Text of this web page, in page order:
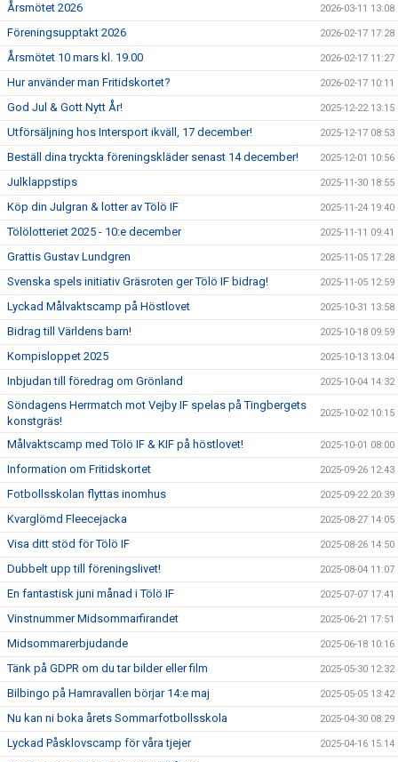
Årsmötet 2026 2026-03-11 13:08
Föreningsupptakt 2026 2026-02-17 17:28
Årsmötet 10 mars kl. 19.00 2026-02-17 11:27
Hur använder man Fritidskortet? 2026-02-17 10:11
God Jul & Gott Nytt År! 2025-12-22 13:15
Utförsäljning hos Intersport ikväll, 17 december! 2025-12-17 08:53
Beställ dina tryckta föreningskläder senast 14 december! 2025-12-01 10:56
Julklappstips 2025-11-30 18:55
Köp din Julgran & lotter av Tölö IF 2025-11-24 19:40
Tölölotteriet 2025 - 10:e december 2025-11-11 09:41
Grattis Gustav Lundgren 2025-11-05 17:28
Svenska spels initiativ Gräsroten ger Tölö IF bidrag! 2025-11-05 12:59
Lyckad Målvaktscamp på Höstlovet 2025-10-31 13:58
Bidrag till Världens barn! 2025-10-18 09:59
Kompisloppet 2025 2025-10-13 13:04
Inbjudan till föredrag om Grönland 2025-10-04 14:32
Söndagens Herrmatch mot Vejby IF spelas på Tingbergets
konstgräs!
2025-10-02 10:15
Målvaktscamp med Tölö IF & KIF på höstlovet! 2025-10-01 08:00
Information om Fritidskortet 2025-09-26 12:43
Fotbollsskolan flyttas inomhus 2025-09-22 20:39
Kvarglömd Fleecejacka 2025-08-27 14:05
Visa ditt stöd för Tölö IF 2025-08-26 14:50
Dubbelt upp till föreningslivet! 2025-08-04 11:07
En fantastisk juni månad i Tölö IF 2025-07-07 17:41
Vinstnummer Midsommarfirandet 2025-06-21 17:51
Midsommarerbjudande 2025-06-18 10:16
Tänk på GDPR om du tar bilder eller film 2025-05-30 12:32
Bilbingo på Hamravallen börjar 14:e maj 2025-05-05 13:42
Nu kan ni boka årets Sommarfotbollsskola 2025-04-30 08:29
Lyckad Påsklovscamp för våra tjejer 2025-04-16 15:14